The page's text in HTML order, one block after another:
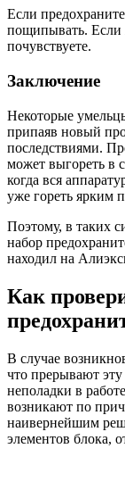
Если
пощипывать. Если
почувствуете.
Заключение
Некоторые
припаяв новый
последствиями.
может выгореть в
когда вся
уже гореть ярким
Поэтому, в таких
набор
находил на
Как
В случае
что прерывают эту
неполадки в
возникают по
наивернейшим
элементов блока,